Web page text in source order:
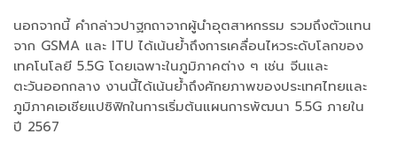
นอกจากนี้ คำกล่าวปาฐกถาจากผู้นำอุตสาหกรรม รวมถึงตัวแทน
จาก GSMA และ ITU ได้เน้นย้ำถึงการเคลื่อนไหวระดับโลกของ
เทคโนโลยี 5.5G โดยเฉพาะในภูมิภาคต่าง ๆ เช่น จีนและ
ตะวันออกกลาง งานนี้ได้เน้นย้ำถึงศักยภาพของประเทศไทยและ
ภูมิภาคเอเชียแปซิฟิกในการเริ่มต้นแผนการพัฒนา 5.5G ภายใน
ปี 2567